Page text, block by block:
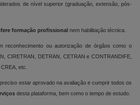
de nível superior (graduação, extensão, pós-
formação profissional nem habilitação técnica.
reconhecimento ou autorização de órgãos como o
CIRETRAN, DETRAN, CETRAN e CONTRANDIFE,
etc.
estar aprovado na avaliação e cumprir todos os
desta plataforma, bem como o tempo de estudo.